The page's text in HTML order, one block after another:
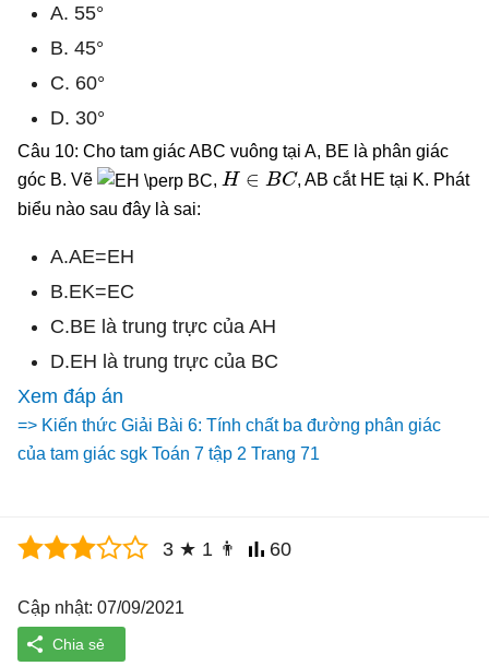
A. 55°
B. 45°
C. 60°
D. 30°
Câu 10: Cho tam giác ABC vuông tại A, BE là phân giác
góc B. Vẽ
,
H∈ BC
, AB cắt HE tại K. Phát
biểu nào sau đây là sai:
A.AE=EH
B.EK=EC
C.BE là trung trực của AH
D.EH là trung trực của BC
Xem đáp án
=> Kiến thức Giải Bài 6: Tính chất ba đường phân giác
của tam giác sgk Toán 7 tập 2 Trang 71
3 ★ 1 👨 60
Cập nhật: 07/09/2021